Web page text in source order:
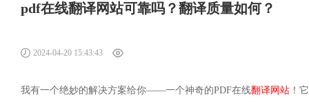
pdf在线翻译网站可靠吗？翻译质量如何？
2024-04-20 15:43:43
我有一个绝妙的解决方案给你——一个神奇的PDF在线翻译网站 ！